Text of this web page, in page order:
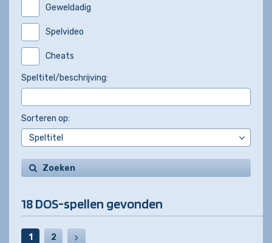
Geweldadig
Spelvideo
Cheats
Speltitel/beschrijving:
Sorteren op:
Zoeken
18 DOS-spellen gevonden
1 2